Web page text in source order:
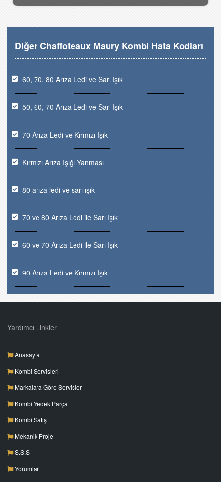
Diğer Chaffoteaux Maury Kombi Hata Kodları
60, 70, 80 Arıza Ledi ve Sarı Işık
50, 60, 70 Arıza Ledi ve Sarı Işık
70 Arıza Ledi ve Kırmızı Işık
Kırmızı Arıza Işığı Yanması
80 arıza ledi ve sarı ışık
70 ve 80 Arıza Ledi ile Sarı Işık
60 ve 70 Arıza Ledi ile Sarı Işık
90 Arıza Ledi ve Kırmızı Işık
Yardımcı Linkler
Anasayfa
Kombi Servisleri
Markalara Göre Servisler
Kombi Yedek Parça
Kombi Satış
Mekanik Proje
S.S.S
Yorumlar